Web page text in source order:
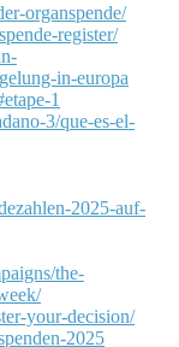
organspende/
register/
in-europa
1
3/que-es-el-
2025-auf-
the-
your-decision/
2025